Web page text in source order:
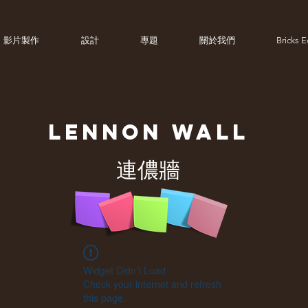
影片製作 設計 專題 關於我們 Bricks
LENNON WALL
連儂牆
Widget Didn’t Load
Check your internet and refresh
this page.